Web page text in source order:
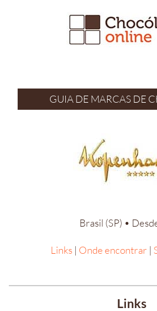
GUIA DE MARCAS DE
Brasil (SP) •
Links| Onde encontrar|
Links